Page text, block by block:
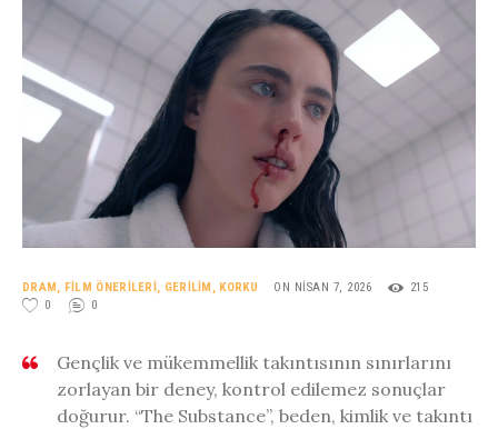
DRAM, FILM ÖNERILERI, GERILIM , KORKU ON NISAN 7, 2026
215
0
0
Gençlik ve mükemmellik takıntısının sınırlarını
zorlayan bir deney, kontrol edilemez sonuçlar
doğurur. “The Substance”, beden, kimlik ve takıntı